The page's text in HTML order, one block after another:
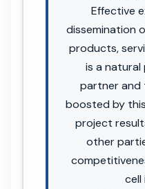
Effective
dissemination
products,
is a
partner and
boosted by
project
other
cell